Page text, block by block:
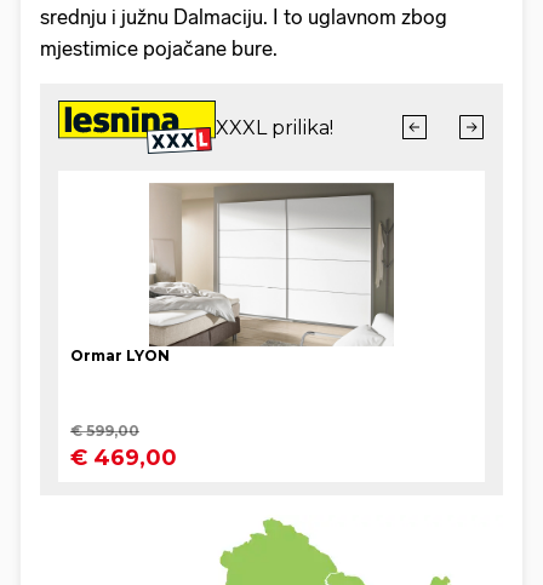
srednju i južnu Dalmaciju. I to uglavnom zbog
mjestimice pojačane bure.